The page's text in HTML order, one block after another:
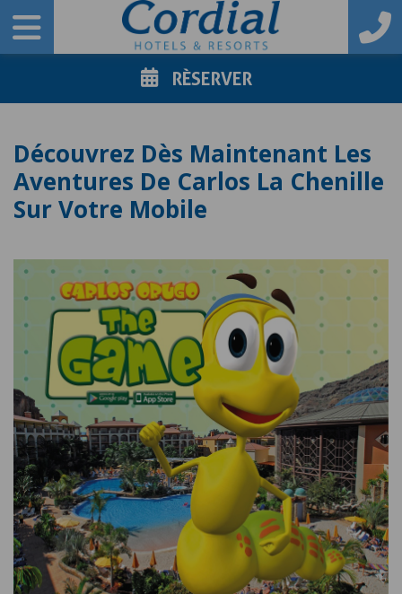
RÈSERVER
Découvrez Dès Maintenant Les
Aventures De Carlos La Chenille
Sur Votre Mobile